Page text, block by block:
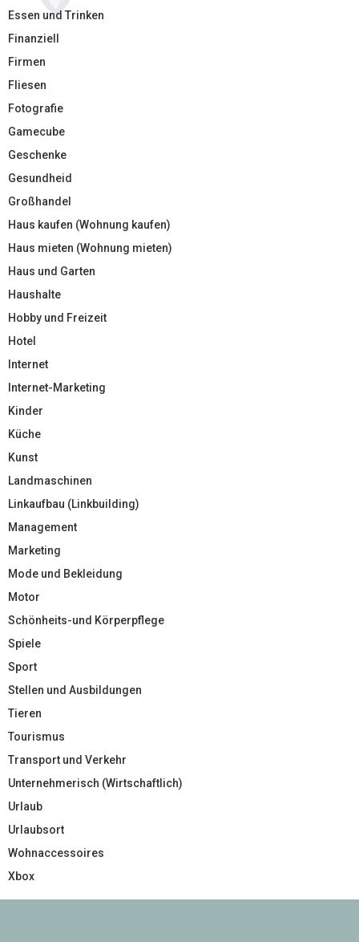
Essen und Trinken
Finanziell
Firmen
Fliesen
Fotografie
Gamecube
Geschenke
Gesundheid
Großhandel
Haus kaufen (Wohnung kaufen)
Haus mieten (Wohnung mieten)
Haus und Garten
Haushalte
Hobby und Freizeit
Hotel
Internet
Internet-Marketing
Kinder
Küche
Kunst
Landmaschinen
Linkaufbau (Linkbuilding)
Management
Marketing
Mode und Bekleidung
Motor
Schönheits-und Körperpflege
Spiele
Sport
Stellen und Ausbildungen
Tieren
Tourismus
Transport und Verkehr
Unternehmerisch (Wirtschaftlich)
Urlaub
Urlaubsort
Wohnaccessoires
Xbox